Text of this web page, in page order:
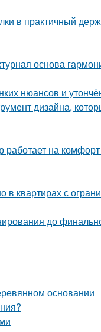
в практичный
основа
нюансов и
дизайна,
на комфорт
квартирах с
до
основании